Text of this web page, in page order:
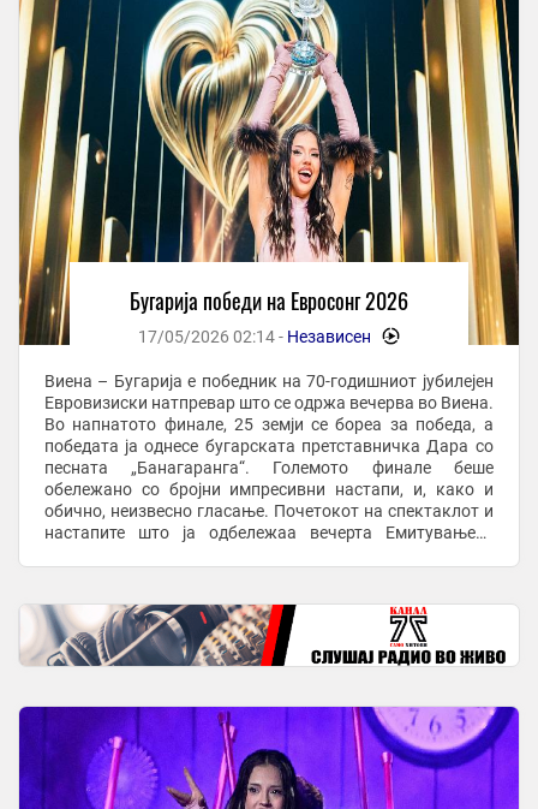
Бугарија победи на Евросонг 2026
17/05/2026 02:14 - Независен -
Виена – Бугарија е победник на 70-годишниот јубилејен
Евровизиски натпревар што се одржа вечерва во Виена.
Во напнатото финале, 25 земји се бореа за победа, а
победата ја однесе бугарската претставничка Дара со
песната „Банагаранга“. Големото финале беше
обележано со бројни импресивни настапи, и, како и
обично, неизвесно гласање. Почетокот на спектаклот и
настапите што ја одбележаа вечерта Емитувањето